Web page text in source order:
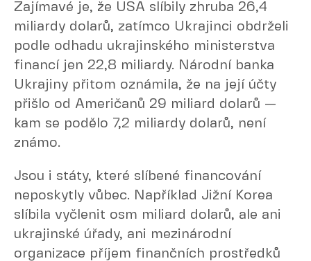
Zajímavé je, že USA slíbily zhruba 26,4
miliardy dolarů, zatímco Ukrajinci obdrželi
podle odhadu ukrajinského ministerstva
financí jen 22,8 miliardy. Národní banka
Ukrajiny přitom oznámila, že na její účty
přišlo od Američanů 29 miliard dolarů —
kam se podělo 7,2 miliardy dolarů, není
známo.
Jsou i státy, které slíbené financování
neposkytly vůbec. Například Jižní Korea
slíbila vyčlenit osm miliard dolarů, ale ani
ukrajinské úřady, ani mezinárodní
organizace příjem finančních prostředků